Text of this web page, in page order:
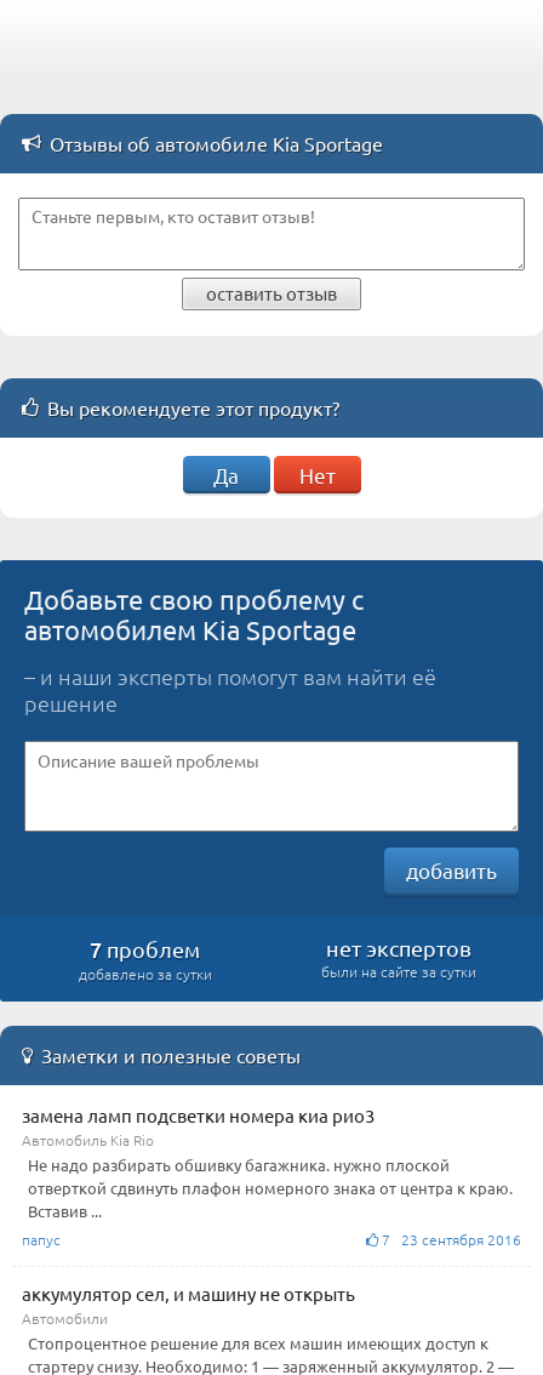
Отзывы об автомобиле Kia Sportage
оставить отзыв
Вы рекомендуете этот продукт?
Да Нет
Добавьте свою проблему с
автомобилем Kia Sportage
– и наши эксперты помогут вам найти её
решение
добавить
7 проблем
добавлено за сутки
нет экспертов
были на сайте за сутки
Заметки и полезные советы
замена ламп подсветки номера киа рио3
Автомобиль Kia Rio
Не надо разбирать обшивку багажника. нужно плоской
отверткой сдвинуть плафон номерного знака от центра к краю.
Вставив ...
папус 7 23 сентября 2016
аккумулятор сел, и машину не открыть
Автомобили
Стопроцентное решение для всех машин имеющих доступ к
стартеру снизу. Необходимо: 1 — заряженный аккумулятор. 2 —